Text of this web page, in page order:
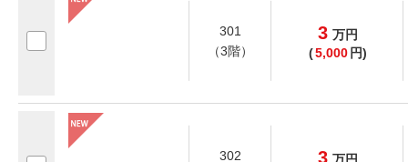
301
（3階）
3 万円
(5,000 円)
302
3